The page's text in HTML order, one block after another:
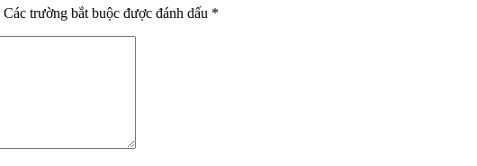
Các trường bắt buộc được đánh dấu *